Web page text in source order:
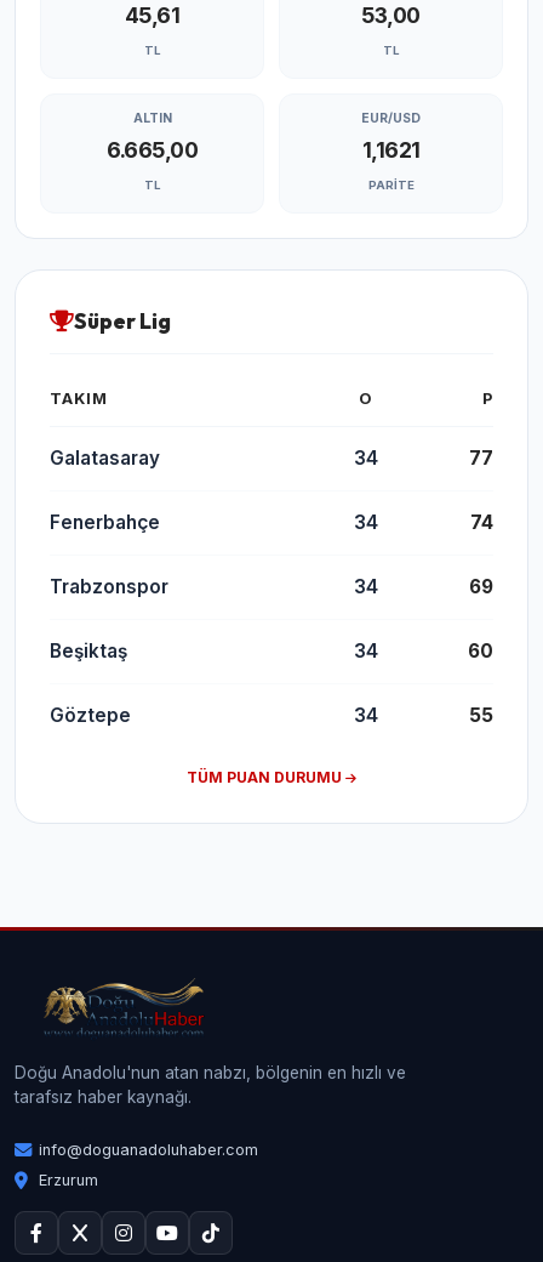
45,61
TL
53,00
TL
ALTIN
6.665,00
TL
EUR/USD
1,1621
PARITE
Süper Lig
TAKIM O P
Galatasaray 34 77
Fenerbahçe 34 74
Trabzonspor 34 69
Beşiktaş 34 60
Göztepe 34 55
TÜM PUAN DURUMU
Doğu Anadolu'nun atan nabzı, bölgenin en hızlı ve
tarafsız haber kaynağı.
info@doguanadoluhaber.com
Erzurum